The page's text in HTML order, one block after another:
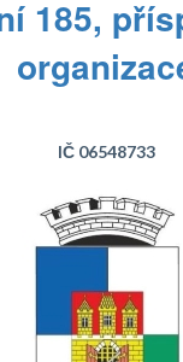
185,
IČ 06548733